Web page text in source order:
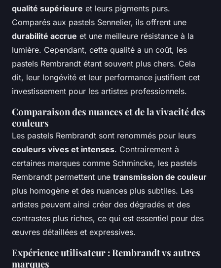
qualité supérieure et leurs pigments purs.
Comparés aux pastels Sennelier, ils offrent une
durabilité accrue et une meilleure résistance à la
lumière. Cependant, cette qualité a un coût, les
pastels Rembrandt étant souvent plus chers. Cela
dit, leur longévité et leur performance justifient cet
investissement pour les artistes professionnels.
Comparaison des nuances et de la vivacité des
couleurs
Les pastels Rembrandt sont renommés pour leurs
couleurs vives et intenses. Contrairement à
certaines marques comme Schmincke, les pastels
Rembrandt permettent une transmission de couleur
plus homogène et des nuances plus subtiles. Les
artistes peuvent ainsi créer des dégradés et des
contrastes plus riches, ce qui est essentiel pour des
œuvres détaillées et expressives.
Expérience utilisateur : Rembrandt vs autres
marques